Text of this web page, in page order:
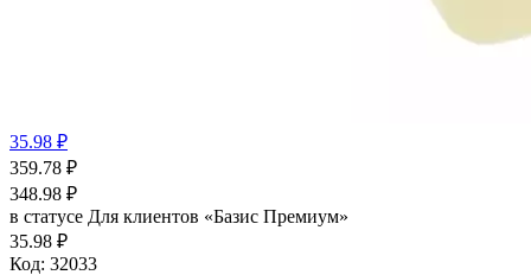
35.98 ₽
359.78 ₽
348.98 ₽
в статусе Для клиентов «Базис Премиум»
35.98 ₽
Код: 32033